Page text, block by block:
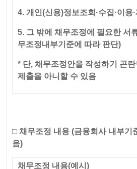
4. 개인(신용)정보조회·수집·이용
5. 그 밖에 채무조정에 필요한 서
무조정내부기준에 따라 판단)
* 단, 채무조정안을 작성하기 곤
제출을 아니할 수 있음
□ 채무조정 내용 (금융회사 내부기
음)
채무조정 내용(예시)